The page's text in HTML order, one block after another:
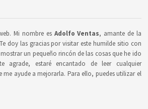
Mi nombre es Adolfo Ventas, amante de la
doy las gracias por visitar este humilde sitio con
un pequeño rincón de las cosas que he ido
agrade, estaré encantado de leer cualquier
me ayude a mejorarla. Para ello, puedes utilizar el